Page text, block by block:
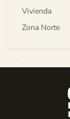
Vivienda
Zona Norte